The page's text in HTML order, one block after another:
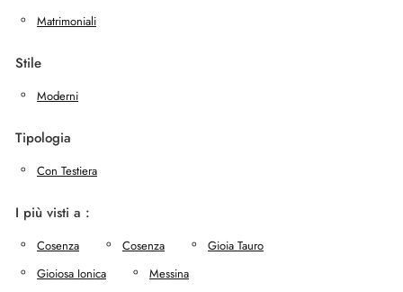
Matrimoniali
Stile
Moderni
Tipologia
Con Testiera
I più visti a :
Cosenza Cosenza
Gioia Tauro
Gioiosa Ionica
Messina